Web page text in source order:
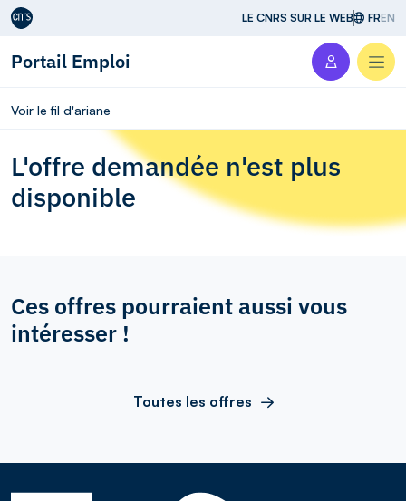
Aller au contenu LE CNRS SUR LE WEB FREN
Portail Emploi
Voir le fil d'ariane
L'offre demandée n'est plus
disponible
Ces offres pourraient aussi vous
intéresser !
Toutes les offres